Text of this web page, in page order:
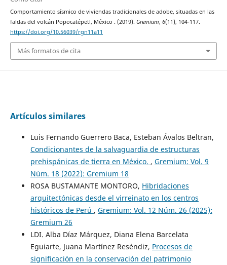
Comportamiento sísmico de viviendas tradicionales de adobe, situadas en las
faldas del volcán Popocatépetl, México . (2019). Gremium, 6(11), 104-117.
https://doi.org/10.56039/rgn11a11
Más formatos de cita
Artículos similares
Luis Fernando Guerrero Baca, Esteban Ávalos Beltran,
Condicionantes de la salvaguardia de estructuras
prehispánicas de tierra en México. , Gremium: Vol. 9
Núm. 18 (2022): Gremium 18
ROSA BUSTAMANTE MONTORO, Hibridaciones
arquitectónicas desde el virreinato en los centros
históricos de Perú , Gremium: Vol. 12 Núm. 26 (2025):
Gremium 26
LDI. Alba Díaz Márquez, Diana Elena Barcelata
Eguiarte, Juana Martínez Reséndiz, Procesos de
significación en la conservación del patrimonio